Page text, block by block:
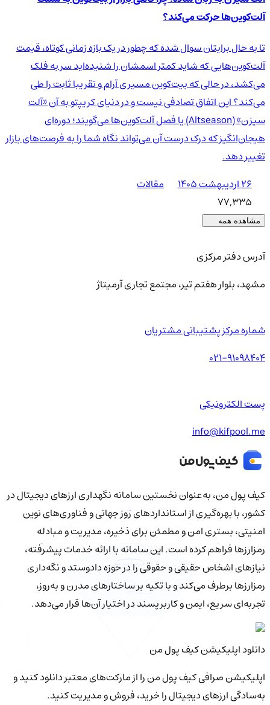
آلت‌کوین‌ها حرکت می‌کند؟
تا به حال برایتان سوال شده که چطور در یک بازه زمانی کوتاه، قیمت
آلت‌کوین‌هایی که شاید کمتر اسمشان را شنیده‌اید سر به فلک
می‌کشد، در حالی که بیت‌کوین مسیری آرام و تقریبا ثابت را طی
می‌کند؟ این اتفاق تصادفی نیست و در دنیای کریپتو به آن «آلت
سیزن» (Altseason) یا فصل آلت‌کوین‌ها می‌گویند؛ دوره‌ای
هیجان‌انگیز که درک درست آن می‌تواند نگاه شما را به فرصت‌های بازار
تغییر دهد.
۲۶ اردیبهشت ۱۴۰۵
مقالات
77,335
مشاهده همه
آدرس دفتر مرکزی
مشهد، بلوار هفتم تیر، مجتمع تجاری آرمیتاژ
شماره مرکز پشتیبانی مشتریان
021-91098404
پست الکترونیکی
info@kifpool.me
کیف‌ پول من، به‌عنوان نخستین سامانه نگهداری ارزهای دیجیتال در
کشور، با بهره‌گیری از استانداردهای روز جهانی و فناوری‌های نوین
امنیتی، بستری امن و مطمئن برای ذخیره، مدیریت و مبادله
رمزارزها فراهم کرده است. این سامانه با ارائه خدمات پیشرفته،
نیازهای اشخاص حقیقی و حقوقی را در حوزه دادوستد و نگه‌داری
رمزارزها برطرف می‌کند و با تکیه بر ساختارهای مدرن و به‌روز،
تجربه‌ای سریع، ایمن و کاربرپسند در اختیار آن‌ها قرار می‌دهد.
دانلود اپلیکیشن کیف‌ پول من
اپلیکیشن صرافی کیف پول من را از مارکت‌های معتبر دانلود کنید و
به‌سادگی ارزهای دیجیتال را خرید، فروش و مدیریت کنید.